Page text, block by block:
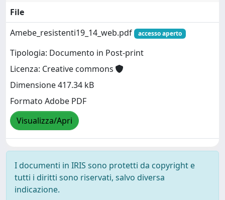
File
Amebe_resistenti19_14_web.pdf
accesso aperto
Tipologia: Documento in Post-print
Licenza: Creative commons
Dimensione 417.34 kB
Formato Adobe PDF
Visualizza/Apri
I documenti in IRIS sono protetti da copyright e
tutti i diritti sono riservati, salvo diversa
indicazione.